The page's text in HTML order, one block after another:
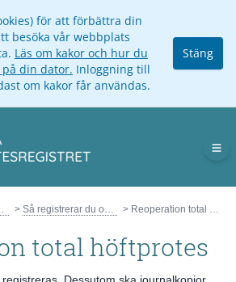
för att förbättra din
besöka vår webbplats
Läs om kakor och hur du
din dator. Inloggning till
om kakor får användas.
Stäng
Så registrerar du operationer Reoperation total höftprotes
total höftprotes